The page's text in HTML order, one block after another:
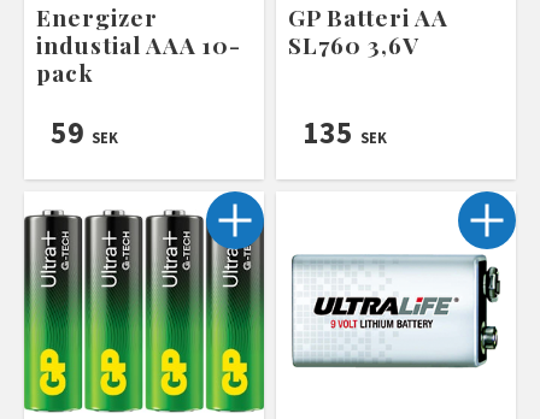
Energizer
industial AAA 10-
pack
59 SEK
GP Batteri AA
SL760 3,6V
135 SEK